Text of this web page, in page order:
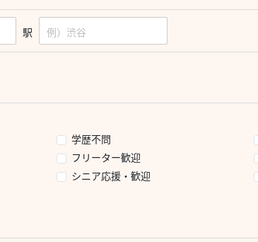
駅
学歴不問
フリーター歓迎
シニア応援・歓迎